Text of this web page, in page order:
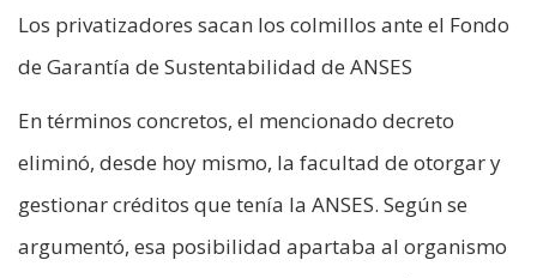
Los privatizadores sacan los colmillos ante el Fondo
de Garantía de Sustentabilidad de ANSES
En términos concretos, el mencionado decreto
eliminó, desde hoy mismo, la facultad de otorgar y
gestionar créditos que tenía la ANSES. Según se
argumentó, esa posibilidad apartaba al organismo